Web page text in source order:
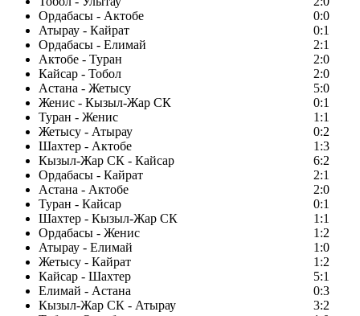
Ордабасы - Актобе
0:0
Атырау - Кайрат
0:1
Ордабасы - Елимай
2:1
Актобе - Туран
2:0
Кайсар - Тобол
2:0
Астана - Жетысу
5:0
Женис - Кызыл-Жар СК
0:1
Туран - Женис
1:1
Жетысу - Атырау
0:2
Шахтер - Актобе
1:3
Кызыл-Жар СК - Кайсар
6:2
Ордабасы - Кайрат
2:1
Астана - Актобе
2:0
Туран - Кайсар
0:1
Шахтер - Кызыл-Жар СК
1:1
Ордабасы - Женис
1:2
Атырау - Елимай
1:0
Жетысу - Кайрат
1:2
Кайсар - Шахтер
5:1
Елимай - Астана
0:3
Кызыл-Жар СК - Атырау
3:2